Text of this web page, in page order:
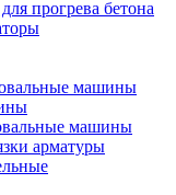
прогрева бетона
машины
машины
арматуры